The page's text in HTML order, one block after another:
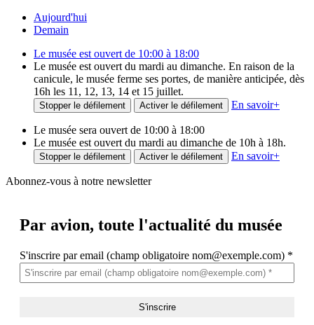
Aujourd'hui
Demain
Le musée est ouvert de 10:00 à 18:00
Le musée est ouvert du mardi au dimanche. En raison de la
canicule, le musée ferme ses portes, de manière anticipée, dès
16h les 11, 12, 13, 14 et 15 juillet.
Stopper le défilement Activer le défilement En savoir+
Le musée sera ouvert de 10:00 à 18:00
Le musée est ouvert du mardi au dimanche de 10h à 18h.
Stopper le défilement Activer le défilement En savoir+
Abonnez-vous à notre newsletter
Par avion, toute l'actualité du musée
S'inscrire par email (champ obligatoire nom@exemple.com) *